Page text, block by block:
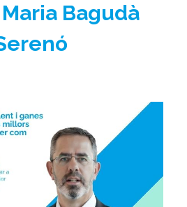
Bagudà